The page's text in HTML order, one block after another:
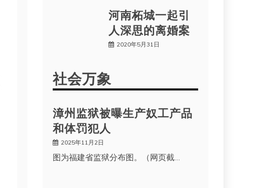
河南柘城一起引
人深思的离婚案
2020年5月31日
社会万象
漳州监狱被曝生产奴工产品
和体罚犯人
2025年11月2日
图为福建省监狱分布图。（网页截…